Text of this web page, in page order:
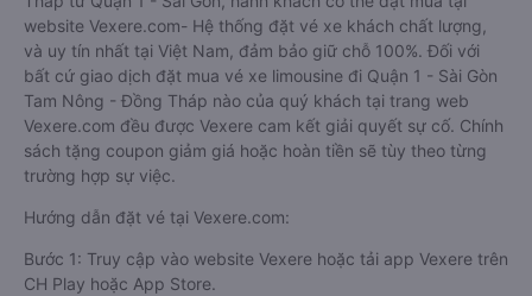
website Vexere.com- Hệ thống đặt vé xe khách chất lượng,
và uy tín nhất tại Việt Nam, đảm bảo giữ chỗ 100%. Đối với
bất cứ giao dịch đặt mua vé xe limousine đi Quận 1 - Sài Gòn
Tam Nông - Đồng Tháp nào của quý khách tại trang web
Vexere.com đều được Vexere cam kết giải quyết sự cố. Chính
sách tặng coupon giảm giá hoặc hoàn tiền sẽ tùy theo từng
trường hợp sự việc.
Hướng dẫn đặt vé tại Vexere.com:
Bước 1: Truy cập vào website Vexere hoặc tải app Vexere trên
CH Play hoặc App Store.